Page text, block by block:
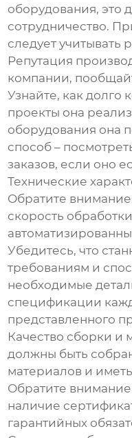
оборудования, это
сотрудничество.
следует учитывать
Репутация
компании,
Узнайте, как долго
проекты она
оборудования она
способ –
заказов, если оно
Технические
Обратите
скорость
Убедитесь, что
требованиям и
необходимые
спецификации
представленного
Качество сборки и
должны быть
материалов и
Обратите внимание
наличие
гарантийных